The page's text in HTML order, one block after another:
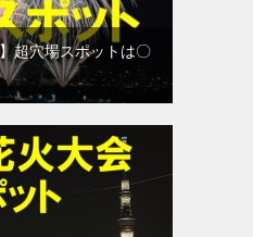
超穴場スポットは〇